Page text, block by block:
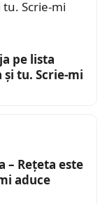
pe lista
tu. Scrie-mi
– Rețeta este
aduce